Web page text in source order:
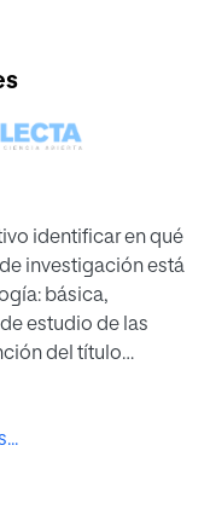
identificar en qué
investigación está
básica,
estudio de las
del título
Para ello, se ha
como fuente
páginas webs, del